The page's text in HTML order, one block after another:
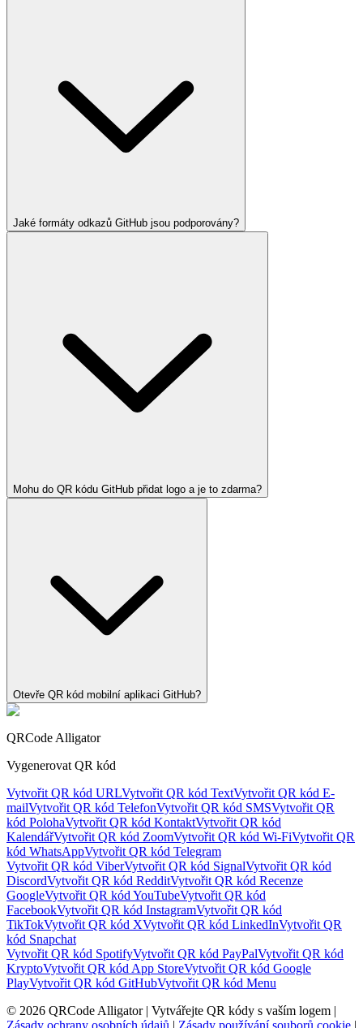
Jaké formáty odkazů GitHub jsou podporovány?
Mohu do QR kódu GitHub přidat logo a je to zdarma?
Otevře QR kód mobilní aplikaci GitHub?
QRCode Alligator
Vygenerovat QR kód
Vytvořit QR kód URLVytvořit QR kód TextVytvořit QR kód E-
mailVytvořit QR kód TelefonVytvořit QR kód SMSVytvořit QR
kód PolohaVytvořit QR kód KontaktVytvořit QR kód
KalendářVytvořit QR kód ZoomVytvořit QR kód Wi-FiVytvořit QR
kód WhatsAppVytvořit QR kód Telegram
Vytvořit QR kód ViberVytvořit QR kód SignalVytvořit QR kód
DiscordVytvořit QR kód RedditVytvořit QR kód Recenze
GoogleVytvořit QR kód YouTubeVytvořit QR kód
FacebookVytvořit QR kód InstagramVytvořit QR kód
TikTokVytvořit QR kód XVytvořit QR kód LinkedInVytvořit QR
kód Snapchat
Vytvořit QR kód SpotifyVytvořit QR kód PayPalVytvořit QR kód
KryptoVytvořit QR kód App StoreVytvořit QR kód Google
PlayVytvořit QR kód GitHubVytvořit QR kód Menu
© 2026 QRCode Alligator | Vytvářejte QR kódy s vaším logem |